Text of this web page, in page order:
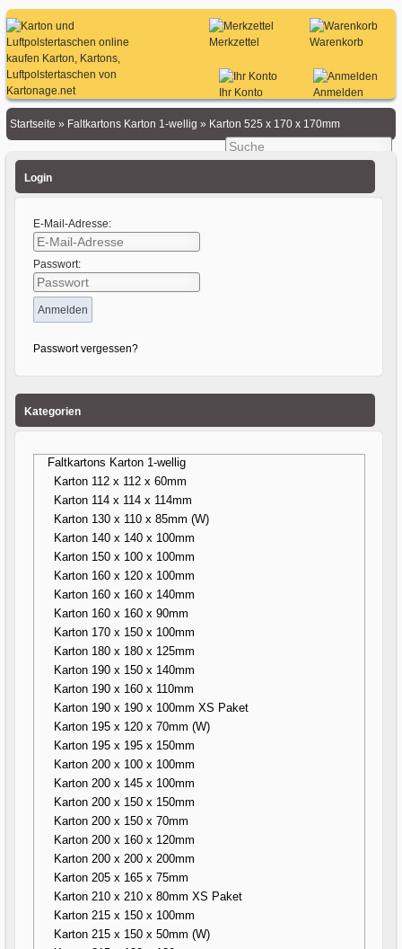
Warenkorb
Merkzettel
Anmelden
Ihr Konto
Startseite » Faltkartons Karton 1-wellig » Karton 525 x 170 x 170mm
Login
E-Mail-Adresse:
Passwort:
Passwort vergessen?
Kategorien
Faltkartons Karton 1-wellig
Karton 112 x 112 x 60mm
Karton 114 x 114 x 114mm
Karton 130 x 110 x 85mm (W)
Karton 140 x 140 x 100mm
Karton 150 x 100 x 100mm
Karton 160 x 120 x 100mm
Karton 160 x 160 x 140mm
Karton 160 x 160 x 90mm
Karton 170 x 150 x 100mm
Karton 180 x 180 x 125mm
Karton 190 x 150 x 140mm
Karton 190 x 160 x 110mm
Karton 190 x 190 x 100mm XS Paket
Karton 195 x 120 x 70mm (W)
Karton 195 x 195 x 150mm
Karton 200 x 100 x 100mm
Karton 200 x 145 x 100mm
Karton 200 x 150 x 150mm
Karton 200 x 150 x 70mm
Karton 200 x 160 x 120mm
Karton 200 x 200 x 200mm
Karton 205 x 165 x 75mm
Karton 210 x 210 x 80mm XS Paket
Karton 215 x 150 x 100mm
Karton 215 x 150 x 50mm (W)